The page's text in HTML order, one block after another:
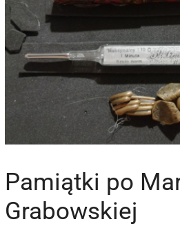
Pamiątki po
Grabowskiej